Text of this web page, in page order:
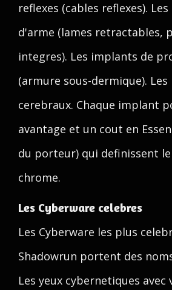
reflexes (cables reflexes).
d'arme (lames retractables,
integres). Les implants de
(armure sous-dermique).
cerebraux. Chaque implant
avantage et un cout en
du porteur) qui definissent
chrome.
Les Cyberware celebres
Les Cyberware les plus
Shadowrun portent des
Les yeux cybernetiques avec